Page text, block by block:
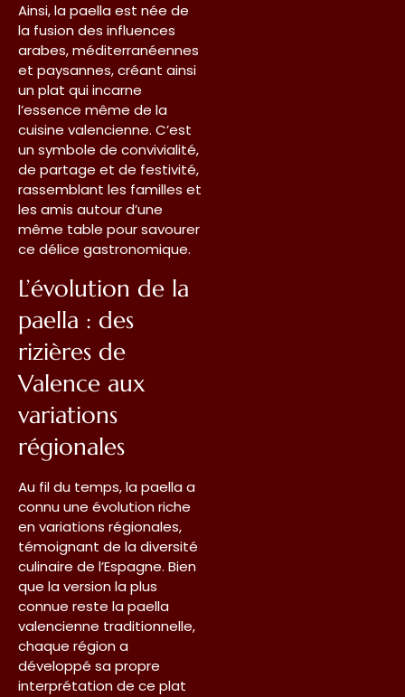
Ainsi, la paella est née de
la fusion des influences
arabes, méditerranéennes
et paysannes, créant ainsi
un plat qui incarne
l’essence même de la
cuisine valencienne. C’est
un symbole de convivialité,
de partage et de festivité,
rassemblant les familles et
les amis autour d’une
même table pour savourer
ce délice gastronomique.
L’évolution de la
paella : des
rizières de
Valence aux
variations
régionales
Au fil du temps, la paella a
connu une évolution riche
en variations régionales,
témoignant de la diversité
culinaire de l’Espagne. Bien
que la version la plus
connue reste la paella
valencienne traditionnelle,
chaque région a
développé sa propre
interprétation de ce plat